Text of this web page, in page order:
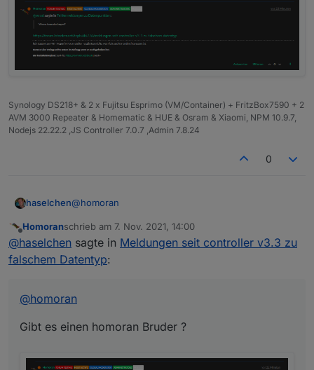
Synology DS218+ & 2 x Fujitsu Esprimo (VM/Container) + FritzBox7590 + 2
AVM 3000 Repeater & Homematic & HUE & Osram & Xiaomi, NPM 10.9.7,
Nodejs 22.22.2 ,JS Controller 7.0.7 ,Admin 7.8.24
0
haselchen@homoran
Gibt es einen homoran Bruder ?
Offline
Homoranschrieb am 7. Nov. 2021, 14:00
zuletzt editiert von
@haselchen sagte in Meldungen seit controller v3.3 zu
falschem Datentyp:
@homoran
Gibt es einen homoran Bruder ?